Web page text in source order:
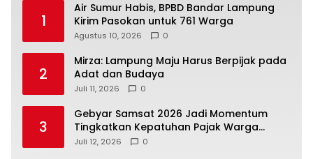
1
Air Sumur Habis, BPBD Bandar Lampung
Kirim Pasokan untuk 761 Warga
Agustus 10, 2026 0
2
Mirza: Lampung Maju Harus Berpijak pada
Adat dan Budaya
Juli 11, 2026 0
3
Gebyar Samsat 2026 Jadi Momentum
Tingkatkan Kepatuhan Pajak Warga
Lampung
Juli 12, 2026 0